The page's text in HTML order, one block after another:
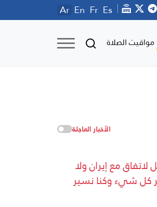
Ar En Fr Es
مواقيت الصلاة
الأخبار العاجلة
مع إيران ولا
كل شيء وكنا نسير